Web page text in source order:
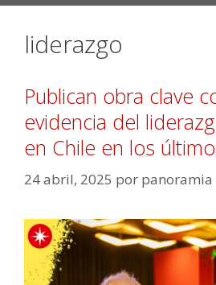
liderazgo
Publican obra clave
evidencia del
en Chile en los
24 abril, 2025 por panoramia